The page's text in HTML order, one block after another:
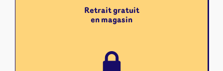
Retrait gratuit
en magasin